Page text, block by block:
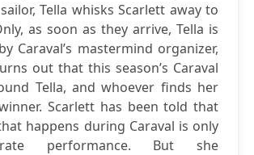
Tella whisks Scarlett away to
as soon as they arrive, Tella is
Caraval’s mastermind organizer,
out that this season’s Caraval
Tella, and whoever finds her
Scarlett has been told that
happens during Caraval is only
performance. But she